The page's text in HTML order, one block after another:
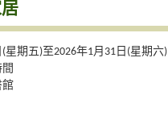
星期五)至2026年1月31日(星期六)
館